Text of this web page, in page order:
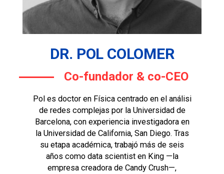
DR. POL COLOMER
Co-fundador & co-CEO
Pol es doctor en Física centrado en el análisi
de redes complejas por la Universidad de
Barcelona, con experiencia investigadora en
la Universidad de California, San Diego. Tras
su etapa académica, trabajó más de seis
años como data scientist en King —la
empresa creadora de Candy Crush—,